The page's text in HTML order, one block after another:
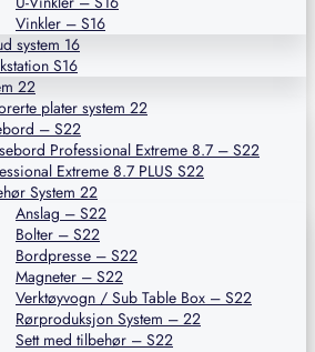
Vinkler – S16
system 16
S16
22
plater system 22
– S22
Professional Extreme 8.7 – S22
Extreme 8.7 PLUS S22
System 22
Anslag – S22
Bolter – S22
Bordpresse – S22
Magneter – S22
Verktøyvogn / Sub Table Box – S22
Rørproduksjon System – 22
Sett med tilbehør – S22